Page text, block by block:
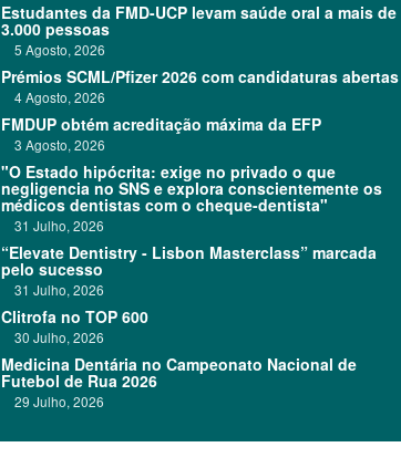
Estudantes da FMD-UCP levam saúde oral a mais de
3.000 pessoas
5 Agosto, 2026
Prémios SCML/Pfizer 2026 com candidaturas abertas
4 Agosto, 2026
FMDUP obtém acreditação máxima da EFP
3 Agosto, 2026
"O Estado hipócrita: exige no privado o que
negligencia no SNS e explora conscientemente os
médicos dentistas com o cheque-dentista"
31 Julho, 2026
“Elevate Dentistry - Lisbon Masterclass” marcada
pelo sucesso
31 Julho, 2026
Clitrofa no TOP 600
30 Julho, 2026
Medicina Dentária no Campeonato Nacional de
Futebol de Rua 2026
29 Julho, 2026